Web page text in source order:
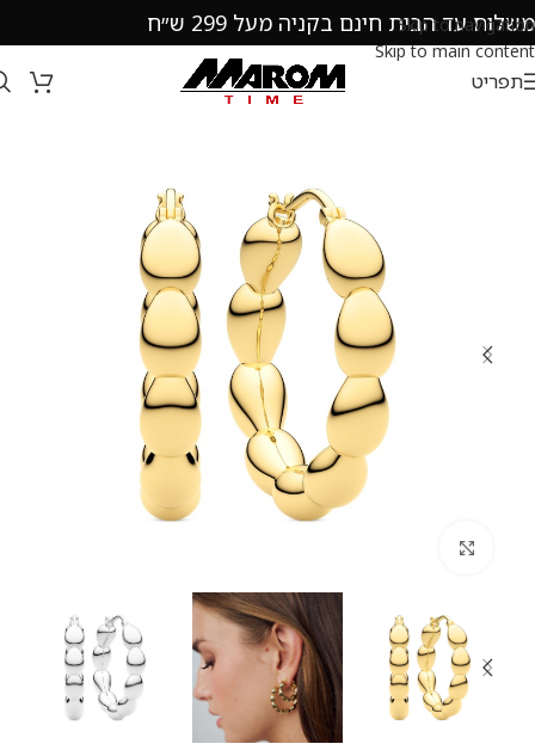
Skip to navigation
Skip to main content
משלוח עד הבית חינם בקניה מעל 299 ש״ח
תפריט